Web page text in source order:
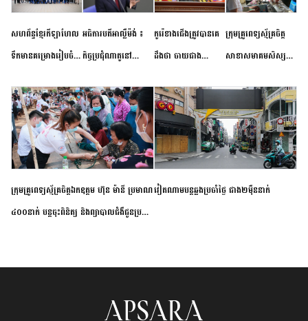
សហព័ន្ធខ្មែរកីឡាហែល
ទឹកមានគម្រោងរៀបចំ
កម្រិតបឋម ដល់ឧត្តម
សិក្សានាពេលខាងមុខ
អធិការបតីអាល្លឺម៉ង់ ៖
កិច្ចប្រជុំណាតូនៅ
ខាងមុខនឹងបញ្ជូនសញ្ញា
នៃភាពស្អិតរមួត និង
ការប្តេជ្ញាចិត្ត
កូរ៉េខាងជើងត្រូវបានគេ
ដឹងថា ចាយជាង
អភិវឌ្ឍន៍នុយក្លេអ៊ែរ
ក្រុមគ្រូពេទ្យស្ម័គ្រចិត្ត
សាខាសមាគមសិស្ស
ខេត្តកំពង់ចាម ចុះពិនិត្យ
ពិគ្រោះជំងឺទូទៅ និងផ្តល់
ថ្នាំពេទ្យជូនប្រជាពលរដ្ឋ
រស់នៅសង្កាត់បឹងកុក
ក្រុមគ្រូពេទ្យស្ម័គ្រចិត្តឯកឧត្តម ហ៊ុន ម៉ានី ប្រមាណ
៤០០នាក់ បន្តចុះពិនិត្យ និងព្យាបាលជំងឺជូនប្រជា
វៀតណាម​បន្ត​ឆ្លង​ប្រចាំថ្ងៃ​ ​ជាង​២​ម៉ឺន​នាក់​